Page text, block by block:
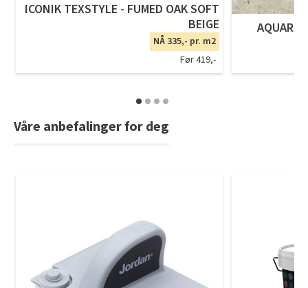
ICONIK TEXSTYLE - FUMED OAK SOFT
BEIGE
NÅ 335,- pr. m2
Før 419,-
Våre anbefalinger for deg